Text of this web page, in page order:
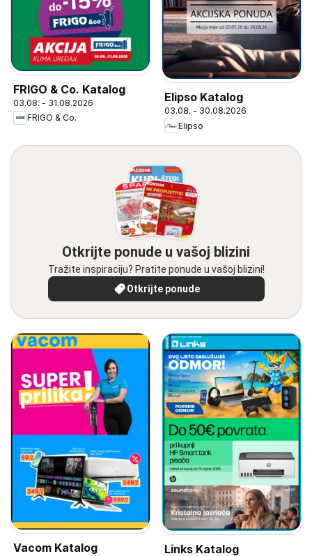
FRIGO & Co. Katalog
03.08. - 31.08.2026
FRIGO & Co.
Elipso Katalog
03.08. - 30.08.2026
Elipso
Otkrijte ponude u vašoj blizini
Tražite inspiraciju? Pratite ponude u vašoj blizini!
Otkrijte ponude
Vacom Katalog Links Katalog